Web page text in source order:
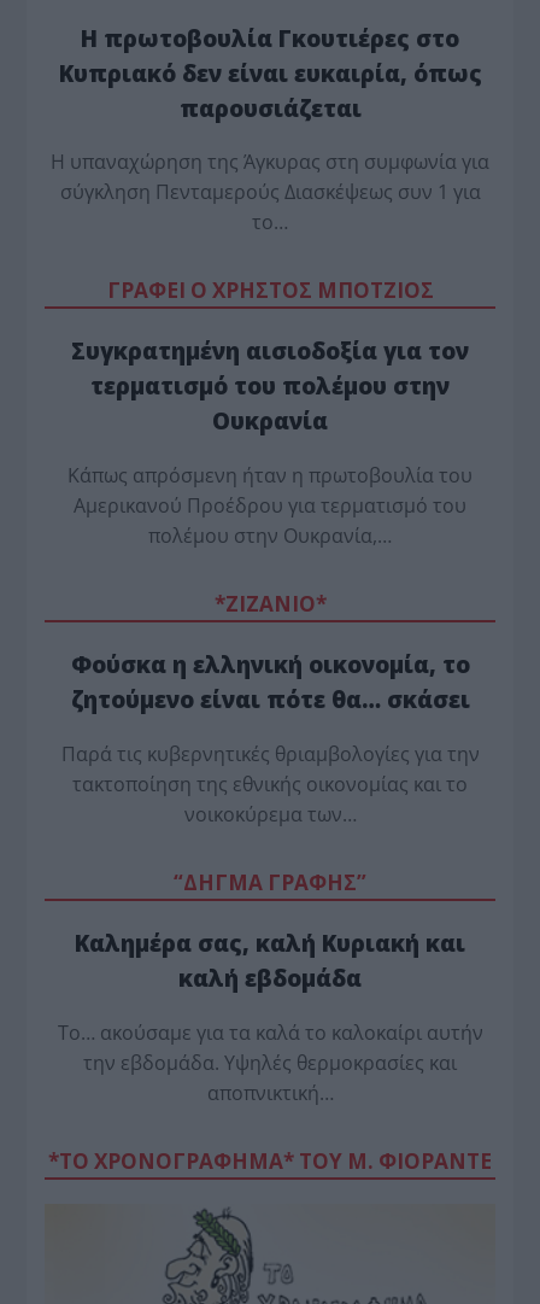
Η πρωτοβουλία Γκουτιέρες στο
Κυπριακό δεν είναι ευκαιρία, όπως
παρουσιάζεται
Η υπαναχώρηση της Άγκυρας στη συμφωνία για
σύγκληση Πενταμερούς Διασκέψεως συν 1 για
το…
ΓΡΑΦΕΙ Ο ΧΡΗΣΤΟΣ ΜΠΟΤΖΙΟΣ
Συγκρατημένη αισιοδοξία για τον
τερματισμό του πολέμου στην
Ουκρανία
Κάπως απρόσμενη ήταν η πρωτοβουλία του
Αμερικανού Προέδρου για τερματισμό του
πολέμου στην Ουκρανία,…
*ZΙΖΑΝΙΟ*
Φούσκα η ελληνική οικονομία, το
ζητούμενο είναι πότε θα… σκάσει
Παρά τις κυβερνητικές θριαμβολογίες για την
τακτοποίηση της εθνικής οικονομίας και το
νοικοκύρεμα των…
“ΔΗΓΜΑ ΓΡΑΦΗΣ”
Καλημέρα σας, καλή Κυριακή και
καλή εβδομάδα
Το… ακούσαμε για τα καλά το καλοκαίρι αυτήν
την εβδομάδα. Υψηλές θερμοκρασίες και
αποπνικτική…
*ΤΟ ΧΡΟΝΟΓΡΑΦΗΜΑ* ΤΟΥ Μ. ΦΙΟΡΆΝΤΕ